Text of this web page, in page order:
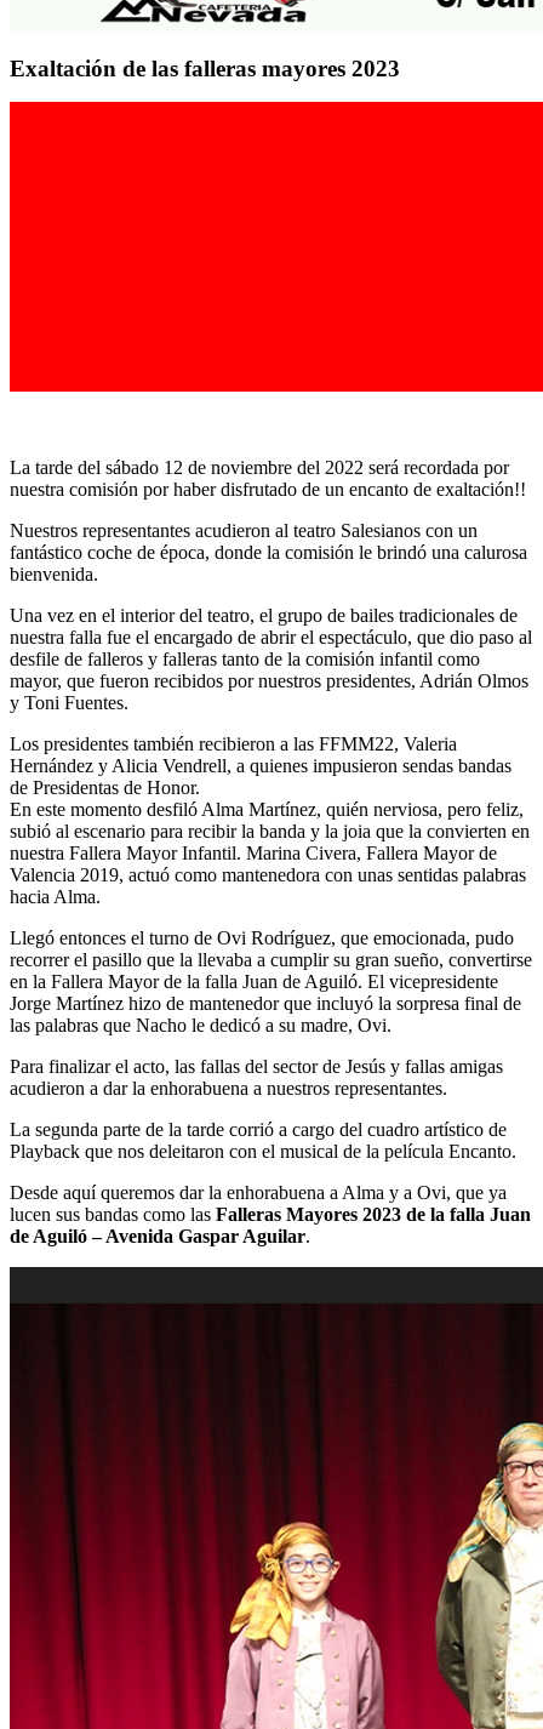
Exaltación de las falleras mayores 2023
La tarde del sábado 12 de noviembre del 2022 será recordada por
nuestra comisión por haber disfrutado de un encanto de exaltación!!
Nuestros representantes acudieron al teatro Salesianos con un
fantástico coche de época, donde la comisión le brindó una calurosa
bienvenida.
Una vez en el interior del teatro, el grupo de bailes tradicionales de
nuestra falla fue el encargado de abrir el espectáculo, que dio paso al
desfile de falleros y falleras tanto de la comisión infantil como
mayor, que fueron recibidos por nuestros presidentes, Adrián Olmos
y Toni Fuentes.
Los presidentes también recibieron a las FFMM22, Valeria
Hernández y Alicia Vendrell, a quienes impusieron sendas bandas
de Presidentas de Honor.
En este momento desfiló Alma Martínez, quién nerviosa, pero feliz,
subió al escenario para recibir la banda y la joia que la convierten en
nuestra Fallera Mayor Infantil. Marina Civera, Fallera Mayor de
Valencia 2019, actuó como mantenedora con unas sentidas palabras
hacia Alma.
Llegó entonces el turno de Ovi Rodríguez, que emocionada, pudo
recorrer el pasillo que la llevaba a cumplir su gran sueño, convertirse
en la Fallera Mayor de la falla Juan de Aguiló. El vicepresidente
Jorge Martínez hizo de mantenedor que incluyó la sorpresa final de
las palabras que Nacho le dedicó a su madre, Ovi.
Para finalizar el acto, las fallas del sector de Jesús y fallas amigas
acudieron a dar la enhorabuena a nuestros representantes.
La segunda parte de la tarde corrió a cargo del cuadro artístico de
Playback que nos deleitaron con el musical de la película Encanto.
Desde aquí queremos dar la enhorabuena a Alma y a Ovi, que ya
lucen sus bandas como las Falleras Mayores 2023 de la falla Juan
de Aguiló – Avenida Gaspar Aguilar.